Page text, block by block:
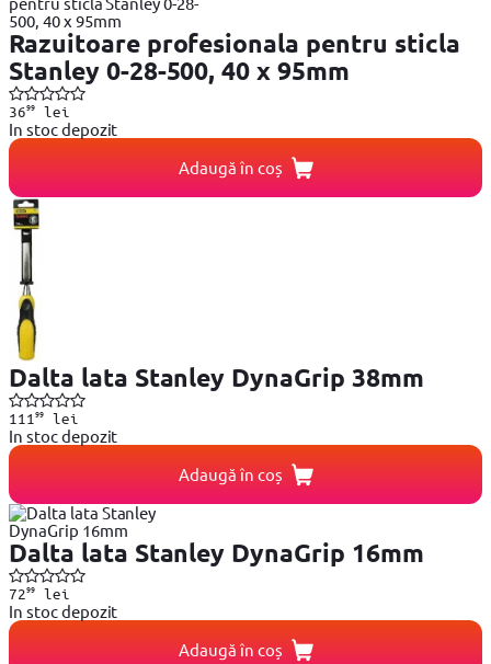
Razuitoare profesionala pentru sticla
Stanley 0-28-500, 40 x 95mm
3699lei
In stoc depozit
Adaugă în coș
Dalta lata Stanley DynaGrip 38mm
111 99lei
In stoc depozit
Adaugă în coș
Dalta lata Stanley DynaGrip 16mm
7299lei
In stoc depozit
Adaugă în coș